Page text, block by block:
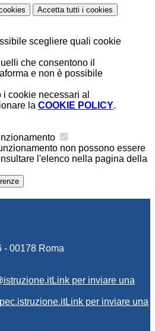
Accetta tutti i cookies
scegliere quali cookie
che consentono il
e non è possibile
cookie necessari al
la COOKIE POLICY.
non possono essere
l'elenco nella pagina della
- 00178 Roma
Link per inviare una
Link per inviare una